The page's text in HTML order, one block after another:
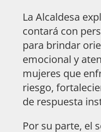
La Alcaldesa
contará con
para brindar
emocional y
mujeres que
riesgo,
de respuesta
Por su parte, el